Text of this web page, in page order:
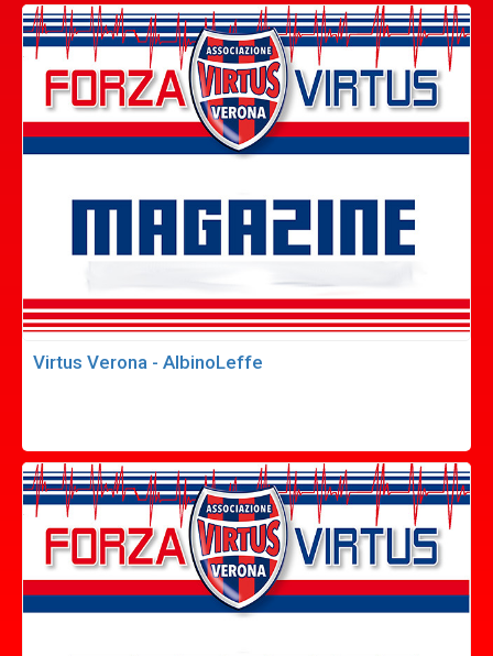
Virtus Verona - AlbinoLeffe